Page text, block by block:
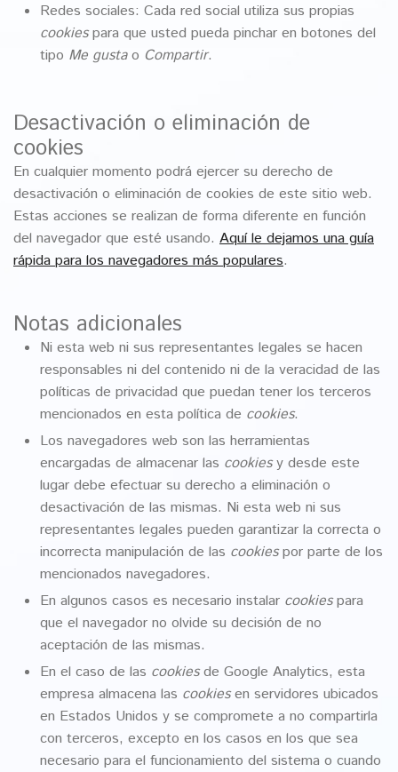
Redes sociales: Cada red social utiliza sus propias
cookiespara que usted pueda pinchar en botones del
tipo Me gustao Compartir.
Desactivación o eliminación de
cookies
En cualquier momento podrá ejercer su derecho de
desactivación o eliminación de cookies de este sitio web.
Estas acciones se realizan de forma diferente en función
del navegador que esté usando. Aquí le dejamos una guía
rápida para los navegadores más populares.
Notas adicionales
Ni esta web ni sus representantes legales se hacen
responsables ni del contenido ni de la veracidad de las
políticas de privacidad que puedan tener los terceros
mencionados en esta política de cookies.
Los navegadores web son las herramientas
encargadas de almacenar las cookiesy desde este
lugar debe efectuar su derecho a eliminación o
desactivación de las mismas. Ni esta web ni sus
representantes legales pueden garantizar la correcta o
incorrecta manipulación de las cookiespor parte de los
mencionados navegadores.
En algunos casos es necesario instalar cookiespara
que el navegador no olvide su decisión de no
aceptación de las mismas.
En el caso de las cookiesde Google Analytics, esta
empresa almacena las cookiesen servidores ubicados
en Estados Unidos y se compromete a no compartirla
con terceros, excepto en los casos en los que sea
necesario para el funcionamiento del sistema o cuando